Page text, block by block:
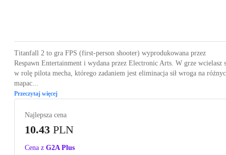
Titanfall 2 to gra FPS (first-person shooter) wyprodukowana przez
Respawn Entertainment i wydana przez Electronic Arts. W grze wcielasz
w rolę pilota mecha, którego zadaniem jest eliminacja sił wroga na
mapac...
Przeczytaj więcej
Najlepsza cena
10.43 PLN
Cena z G2A Plus